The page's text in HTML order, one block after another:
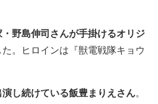
・野島伸司さんが手掛けるオリジ
。ヒロインは『獣電戦隊キョウ
し続けている飯豊まりえさん